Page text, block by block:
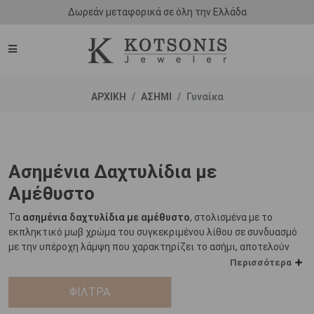
Δωρεάν μεταφορικά σε όλη την Ελλάδα
ΑΡΧΙΚΗ ΑΣΗΜΙ Γυναίκα
Ασημένια Δαχτυλίδια με
Αμέθυστο
Τα ασημένια δαχτυλίδια με αμέθυστο, στολισμένα με το
εκπληκτικό μωβ χρώμα του συγκεκριμένου λίθου σε συνδυασμό
με την υπέροχη λάμψη που χαρακτηρίζει το ασήμι, αποτελούν
μια ξεχωριστή επιλογή για όσους αναζητούν ένα κόσμημα που θα
πλαισιώσει δυναμικές και ταυτόχρονα διαχρονικές εμφανίσεις.
Το ασήμι είναι ένα από τα πρώτα μέταλλα που ο άνθρωπος
Περισσότερα
ΦΙΛΤΡΑ